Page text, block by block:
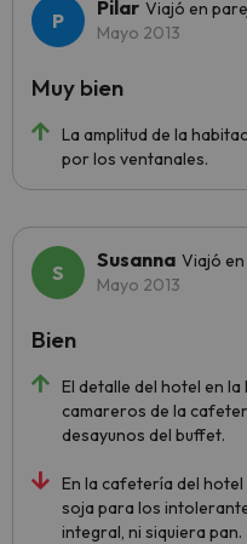
Pilar Viajó en
Mayo 2013
La amplitud de la
por los ventanales.
Muy bien
Susanna Viajó
Mayo 2013
El detalle del hotel en
camareros de la
desayunos del buffet.
En la cafetería del
soja para los
integral, ni siquiera pan.
Bien